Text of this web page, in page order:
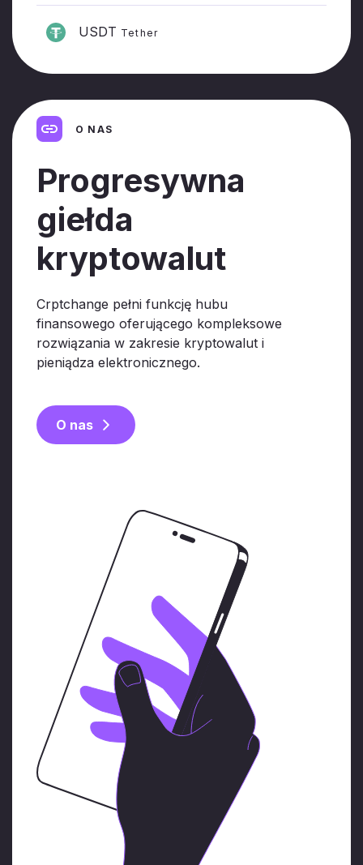
USDT Tether
O NAS
Progresywna
giełda
kryptowalut
Crptchange pełni funkcję hubu
finansowego oferującego kompleksowe
rozwiązania w zakresie kryptowalut i
pieniądza elektronicznego.
O nas